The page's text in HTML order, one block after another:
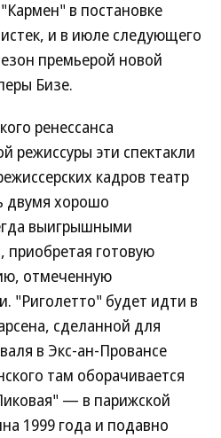
в постановке
и в июле следующего
премьерой новой
Бизе.
ренессанса
режиссуры эти спектакли
кадров театр
двумя хорошо
выигрышными
приобретая готовую
отмеченную
"Риголетто" будет идти в
сделанной для
в Экс-ан-Провансе
там оборачивается
— в парижской
1999 года и подавно